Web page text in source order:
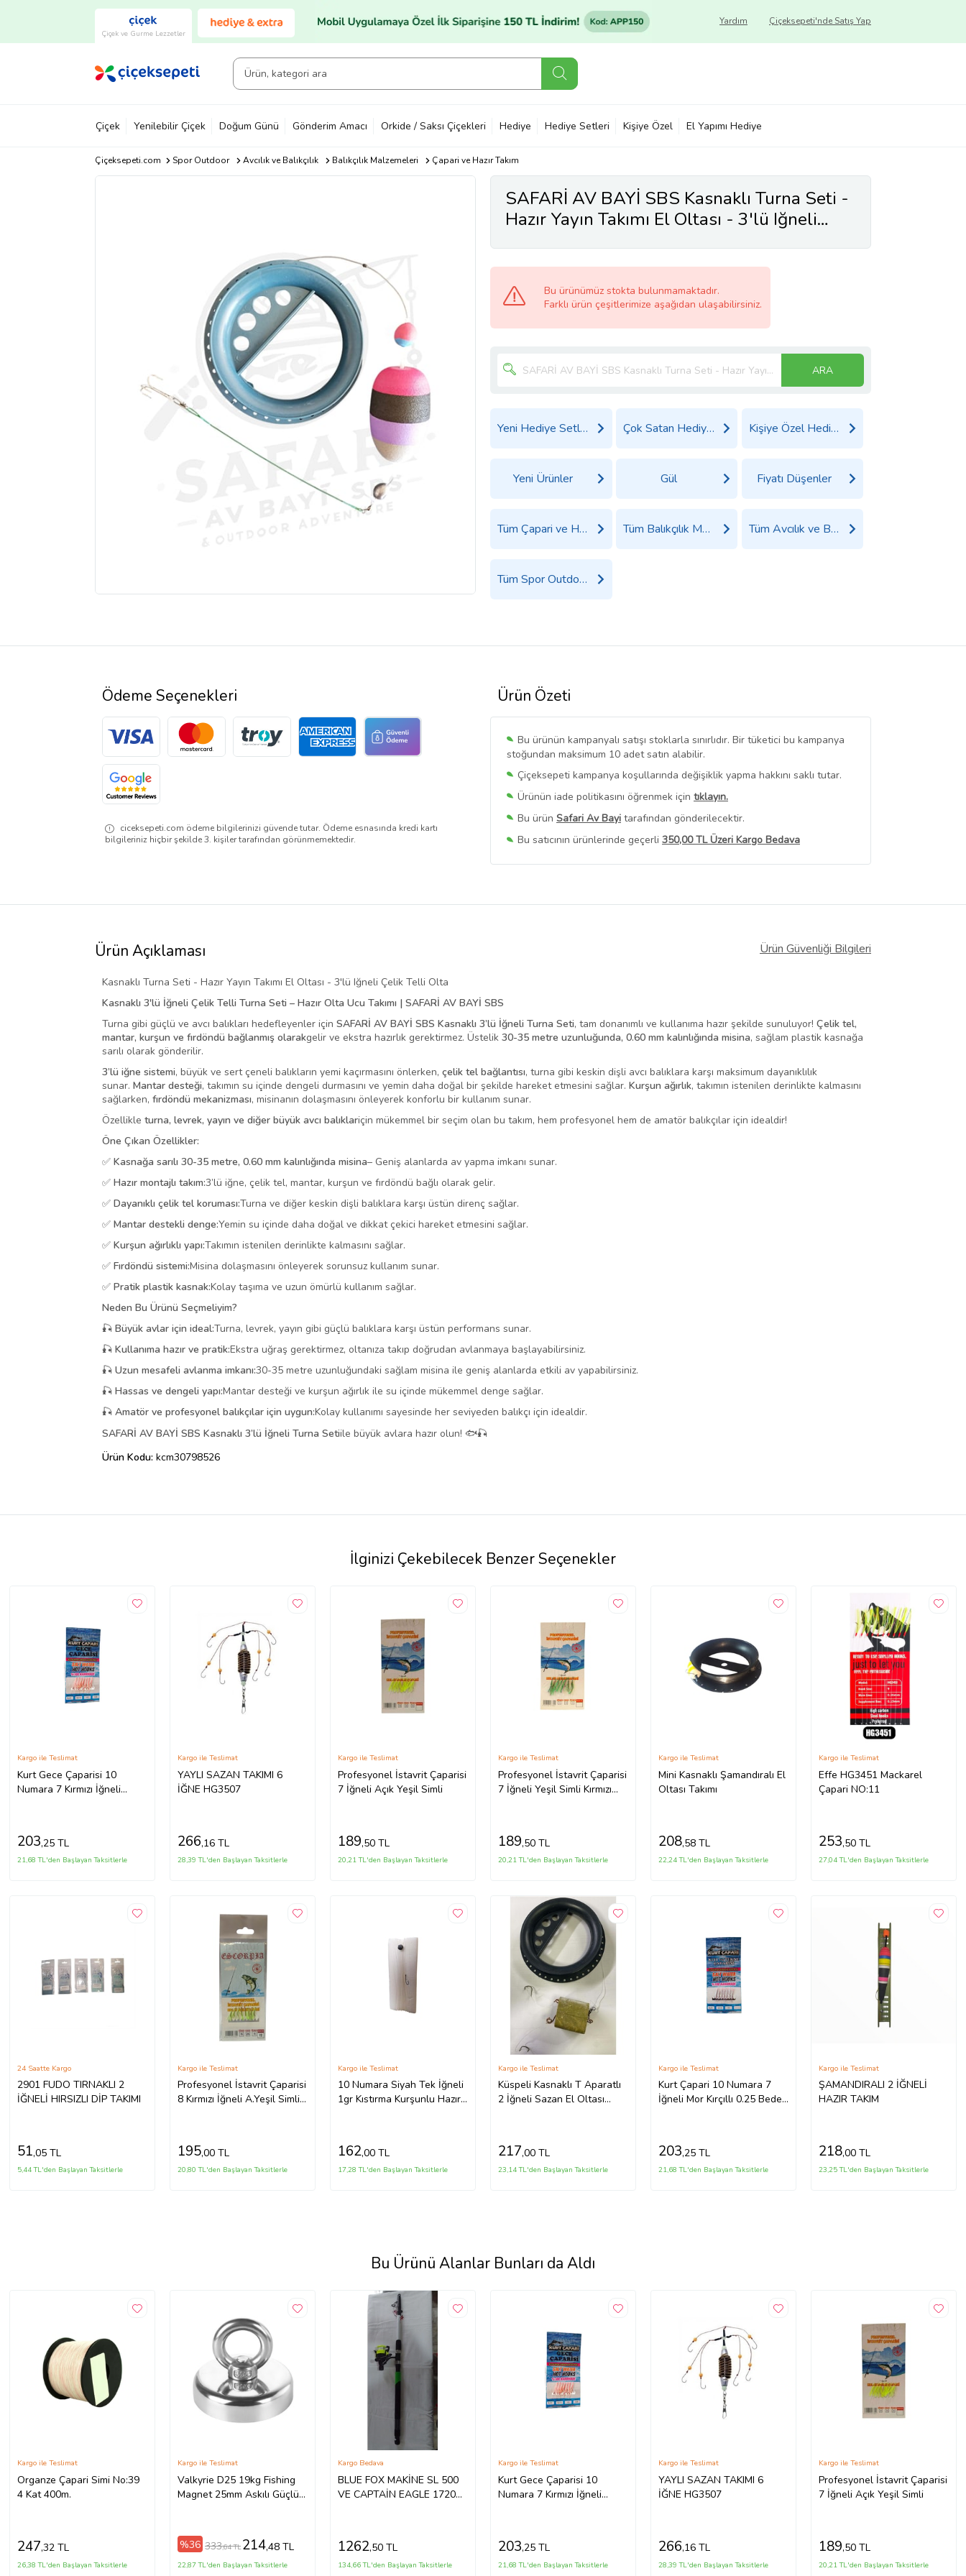
Çiçek ve Gurme Lezzetler
Çiçeksepeti'nde Satış Yap
Yardım
Çiçek Yenilebilir Çiçek Doğum Günü Gönderim Amacı Orkide / Saksı Çiçekleri Hediye Hediye Setleri Kişiye Özel El Yapımı Hediye
Çiçeksepeti.com Spor Outdoor Avcılık ve Balıkçılık Balıkçılık Malzemeleri Çapari ve Hazır Takım
SAFARİ AV BAYİ SBS Kasnaklı Turna Seti -
Hazır Yayın Takımı El Oltası - 3'lü Iğneli
Bu ürünümüz stokta bulunmamaktadır.
Farklı ürün çeşitlerimize aşağıdan ulaşabilirsiniz.
ARA
Yeni Hediye Setleri Çok Satan Hediyeler Kişiye Özel Hediyeler
Yeni Ürünler Gül Fiyatı Düşenler
Tüm Çapari ve Hazır Takım Ürünleri Tüm Balıkçılık Malzemeleri Ürünleri Tüm Avcılık ve Balıkçılık Ürünleri
Tüm Spor Outdoor Ürünleri
Ürün Özeti
Bu ürünün kampanyalı satışı stoklarla sınırlıdır. Bir tüketici bu kampanya
stoğundan maksimum 10 adet satın alabilir.
Çiçeksepeti kampanya koşullarında değişiklik yapma hakkını saklı tutar.
Ürünün iade politikasını öğrenmek için tıklayın.
Bu ürün Safari Av Bayi tarafından gönderilecektir.
Bu satıcının ürünlerinde geçerli 350,00 TL Üzeri Kargo Bedava
Bu SatıcınınTüm Ürünlerini Görüntüle
Ödeme Seçenekleri
ciceksepeti.com ödeme bilgilerinizi güvende tutar. Ödeme esnasında kredi kartı
bilgileriniz hiçbir şekilde 3. kişiler tarafından görünmemektedir.
Ürün Açıklaması Ürün Güvenliği Bilgileri
Kasnaklı Turna Seti - Hazır Yayın Takımı El Oltası - 3'lü Iğneli Çelik Telli Olta
Kasnaklı 3'lü İğneli Çelik Telli Turna Seti – Hazır Olta Ucu Takımı | SAFARİ AV BAYİ SBS
Turna gibi güçlü ve avcı balıkları hedefleyenler için SAFARİ AV BAYİ SBS Kasnaklı 3’lü İğneli Turna Seti, tam donanımlı ve kullanıma hazır şekilde sunuluyor! Çelik tel,
mantar, kurşun ve fırdöndü bağlanmış olarakgelir ve ekstra hazırlık gerektirmez. Üstelik 30-35 metre uzunluğunda, 0.60 mm kalınlığında misina, sağlam plastik kasnağa
sarılı olarak gönderilir.
3’lü iğne sistemi, büyük ve sert çeneli balıkların yemi kaçırmasını önlerken, çelik tel bağlantısı, turna gibi keskin dişli avcı balıklara karşı maksimum dayanıklılık
sunar. Mantar desteği, takımın su içinde dengeli durmasını ve yemin daha doğal bir şekilde hareket etmesini sağlar. Kurşun ağırlık, takımın istenilen derinlikte kalmasını
sağlarken, fırdöndü mekanizması, misinanın dolaşmasını önleyerek konforlu bir kullanım sunar.
Özellikle turna, levrek, yayın ve diğer büyük avcı balıklariçin mükemmel bir seçim olan bu takım, hem profesyonel hem de amatör balıkçılar için idealdir!
Öne Çıkan Özellikler:
✅ Kasnağa sarılı 30-35 metre, 0.60 mm kalınlığında misina– Geniş alanlarda av yapma imkanı sunar.
✅ Hazır montajlı takım:3’lü iğne, çelik tel, mantar, kurşun ve fırdöndü bağlı olarak gelir.
✅ Dayanıklı çelik tel koruması:Turna ve diğer keskin dişli balıklara karşı üstün direnç sağlar.
✅ Mantar destekli denge:Yemin su içinde daha doğal ve dikkat çekici hareket etmesini sağlar.
✅ Kurşun ağırlıklı yapı:Takımın istenilen derinlikte kalmasını sağlar.
✅ Fırdöndü sistemi:Misina dolaşmasını önleyerek sorunsuz kullanım sunar.
✅ Pratik plastik kasnak:Kolay taşıma ve uzun ömürlü kullanım sağlar.
Neden Bu Ürünü Seçmeliyim?
🎣 Büyük avlar için ideal:Turna, levrek, yayın gibi güçlü balıklara karşı üstün performans sunar.
🎣 Kullanıma hazır ve pratik:Ekstra uğraş gerektirmez, oltanıza takıp doğrudan avlanmaya başlayabilirsiniz.
🎣 Uzun mesafeli avlanma imkanı:30-35 metre uzunluğundaki sağlam misina ile geniş alanlarda etkili av yapabilirsiniz.
🎣 Hassas ve dengeli yapı:Mantar desteği ve kurşun ağırlık ile su içinde mükemmel denge sağlar.
🎣 Amatör ve profesyonel balıkçılar için uygun:Kolay kullanımı sayesinde her seviyeden balıkçı için idealdir.
SAFARİ AV BAYİ SBS Kasnaklı 3’lü İğneli Turna Setiile büyük avlara hazır olun! 🐟🎣
Ürün Kodu: kcm30798526
İlginizi Çekebilecek Benzer Seçenekler
Kurt Gece Çaparisi 10
Numara 7 Kırmızı İğneli
Kargo ile Teslimat
203,25 TL
21,68 TL'den Başlayan Taksitlerle
YAYLI SAZAN TAKIMI 6
İĞNE HG3507
Kargo ile Teslimat
266,16 TL
28,39 TL'den Başlayan Taksitlerle
Profesyonel İstavrit Çaparisi
7 İğneli Açık Yeşil Simli
Kargo ile Teslimat
189,50 TL
20,21 TL'den Başlayan Taksitlerle
Profesyonel İstavrit Çaparisi
7 İğneli Yeşil Simli Kırmızı
Kargo ile Teslimat
189,50 TL
20,21 TL'den Başlayan Taksitlerle
Mini Kasnaklı Şamandıralı El
Oltası Takımı
Kargo ile Teslimat
208,58 TL
22,24 TL'den Başlayan Taksitlerle
Effe HG3451 Mackarel
Çapari NO:11
Kargo ile Teslimat
253,50 TL
27,04 TL'den Başlayan Taksitlerle
2901 FUDO TIRNAKLI 2
İĞNELİ HIRSIZLI DİP TAKIMI
24 Saatte Kargo
51,05 TL
5,44 TL'den Başlayan Taksitlerle
Profesyonel İstavrit Çaparisi
8 Kırmızı İğneli A.Yeşil Simli
Kargo ile Teslimat
195,00 TL
20,80 TL'den Başlayan Taksitlerle
10 Numara Siyah Tek İğneli
1gr Kıstırma Kurşunlu Hazır
Kargo ile Teslimat
162,00 TL
17,28 TL'den Başlayan Taksitlerle
Küspeli Kasnaklı T Aparatlı
2 İğneli Sazan El Oltası
Kargo ile Teslimat
217,00 TL
23,14 TL'den Başlayan Taksitlerle
Kurt Çapari 10 Numara 7
İğneli Mor Kırçıllı 0.25 Beden
Kargo ile Teslimat
203,25 TL
21,68 TL'den Başlayan Taksitlerle
ŞAMANDIRALI 2 İĞNELİ
HAZIR TAKIM
Kargo ile Teslimat
218,00 TL
23,25 TL'den Başlayan Taksitlerle
Bu Ürünü Alanlar Bunları da Aldı
Organze Çapari Simi No:39
4 Kat 400m.
Kargo ile Teslimat
247,32 TL
26,38 TL'den Başlayan Taksitlerle
Valkyrie D25 19kg Fishing
Magnet 25mm Askılı Güçlü
Kargo ile Teslimat
%36 333,64 TL 214,48 TL
22,87 TL'den Başlayan Taksitlerle
BLUE FOX MAKİNE SL 500
VE CAPTAİN EAGLE 1720
Kargo Bedava
1262,50 TL
134,66 TL'den Başlayan Taksitlerle
Kurt Gece Çaparisi 10
Numara 7 Kırmızı İğneli
Kargo ile Teslimat
203,25 TL
21,68 TL'den Başlayan Taksitlerle
YAYLI SAZAN TAKIMI 6
İĞNE HG3507
Kargo ile Teslimat
266,16 TL
28,39 TL'den Başlayan Taksitlerle
Profesyonel İstavrit Çaparisi
7 İğneli Açık Yeşil Simli
Kargo ile Teslimat
189,50 TL
20,21 TL'den Başlayan Taksitlerle